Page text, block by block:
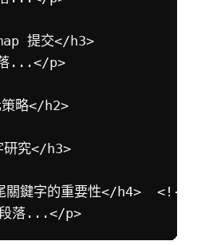
提交</h3>
...</p>
略</h2>
究</h3>
鍵字的重要性</h4>  <!--